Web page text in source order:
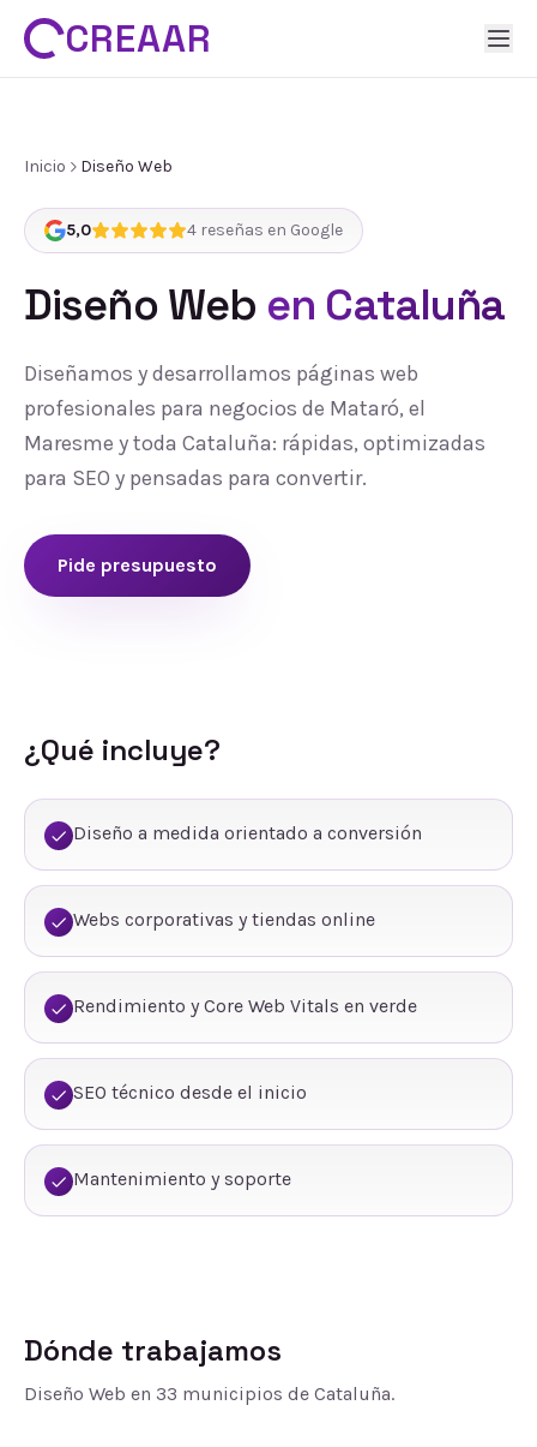
CREAAR
Inicio Diseño Web
5,0 4 reseñas en Google
Diseño Web en Cataluña
Diseñamos y desarrollamos páginas web
profesionales para negocios de Mataró, el
Maresme y toda Cataluña: rápidas, optimizadas
para SEO y pensadas para convertir.
Pide presupuesto
¿Qué incluye?
Diseño a medida orientado a conversión
Webs corporativas y tiendas online
Rendimiento y Core Web Vitals en verde
SEO técnico desde el inicio
Mantenimiento y soporte
Dónde trabajamos
Diseño Web en 33 municipios de Cataluña.